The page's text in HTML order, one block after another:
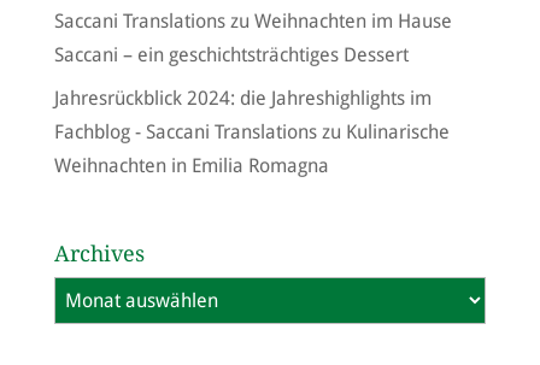
Saccani Translationszu Weihnachten im Hause
Saccani – ein geschichtsträchtiges Dessert
Jahresrückblick 2024: die Jahreshighlights im
Fachblog - Saccani Translationszu Kulinarische
Weihnachten in Emilia Romagna
Archives
Archives